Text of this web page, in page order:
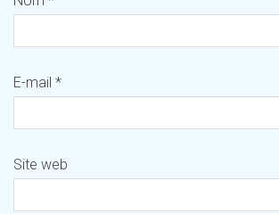
E-mail *
Site web